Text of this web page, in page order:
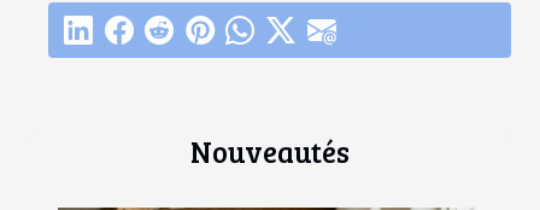
Nouveautés